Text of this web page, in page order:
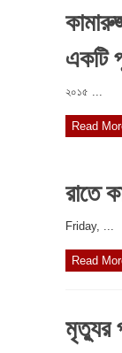
একটি
২০১৫ ...
Read
রাতে
‎Friday, ...
Read
মৃত্যুর